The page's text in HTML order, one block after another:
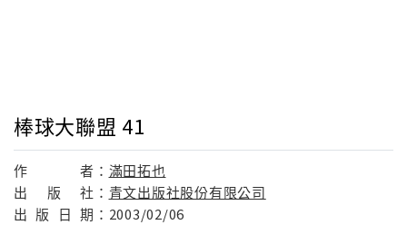
棒球大聯盟 41
作 者： 滿田拓也
出
版 社： 青文出版社股份有限公司
出 版 日 期： 2003/02/06